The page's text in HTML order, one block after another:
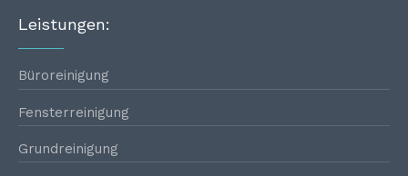
Leistungen:
Büroreinigung
Fensterreinigung
Grundreinigung